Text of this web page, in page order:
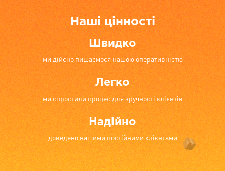
Наші цінності
Швидко
ми дійсно пишаємося нашою оперативністю
Легко
ми спростили процес для зручності клієнтів
Надійно
доведено нашими постійними клієнтами